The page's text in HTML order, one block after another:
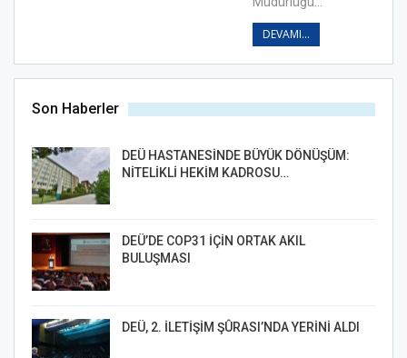
DEVAMI...
Son Haberler
DEÜ HASTANESİNDE BÜYÜK DÖNÜŞÜM:
NİTELİKLİ HEKİM KADROSU…
DEÜ’DE COP31 İÇİN ORTAK AKIL
BULUŞMASI
DEÜ, 2. İLETİŞİM ŞÛRASI’NDA YERİNİ ALDI